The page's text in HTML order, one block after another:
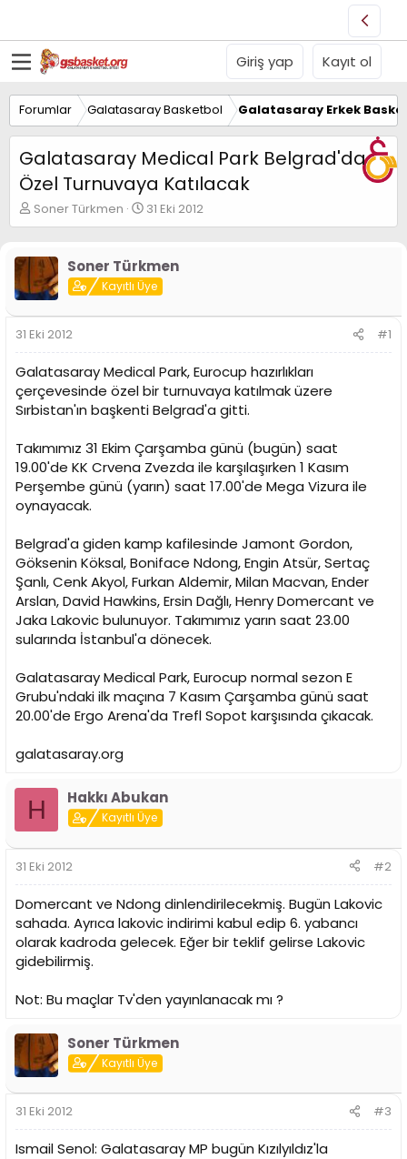
Giriş yap Kayıt ol
Forumlar Galatasaray Basketbol Galatasaray Erkek
Galatasaray Medical Park Belgrad'da
Özel Turnuvaya Katılacak
K
o
u
u
B
a
ş
l
a
t
a
n
Soner Türkmen
B
a
a
n
ı
t
a
r
i
h
31 Eki 2012
Soner Türkmen
Kayıtlı Üye
31 Eki 2012 #1
Galatasaray Medical Park, Eurocup hazırlıkları
çerçevesinde özel bir turnuvaya katılmak üzere
Sırbistan'ın başkenti Belgrad'a gitti.
Takımımız 31 Ekim Çarşamba günü (bugün) saat
19.00'de KK Crvena Zvezda ile karşılaşırken 1 Kasım
Perşembe günü (yarın) saat 17.00'de Mega Vizura ile
oynayacak.
Belgrad'a giden kamp kafilesinde Jamont Gordon,
Göksenin Köksal, Boniface Ndong, Engin Atsür, Sertaç
Şanlı, Cenk Akyol, Furkan Aldemir, Milan Macvan, Ender
Arslan, David Hawkins, Ersin Dağlı, Henry Domercant ve
Jaka Lakovic bulunuyor. Takımımız yarın saat 23.00
sularında İstanbul'a dönecek.
Galatasaray Medical Park, Eurocup normal sezon E
Grubu'ndaki ilk maçına 7 Kasım Çarşamba günü saat
20.00'de Ergo Arena'da Trefl Sopot karşısında çıkacak.
galatasaray.org
H Hakkı Abukan
Kayıtlı Üye
31 Eki 2012 #2
Domercant ve Ndong dinlendirilecekmiş. Bugün Lakovic
sahada. Ayrıca lakovic indirimi kabul edip 6. yabancı
olarak kadroda gelecek. Eğer bir teklif gelirse Lakovic
gidebilirmiş.
Not: Bu maçlar Tv'den yayınlanacak mı ?
Soner Türkmen
Kayıtlı Üye
31 Eki 2012 #3
Ismail Senol: Galatasaray MP bugün Kızılyıldız'la